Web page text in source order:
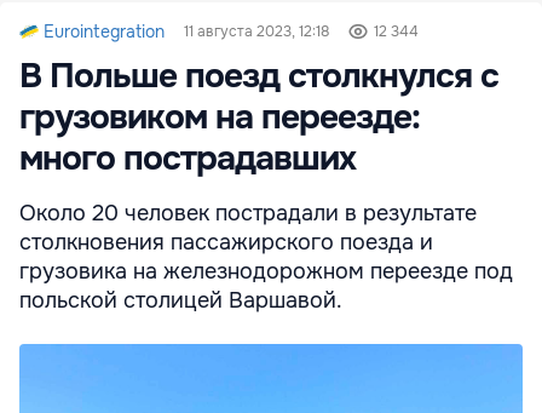
Eurointegration 11 августа 2023, 12:18 12 344
В Польше поезд столкнулся с
грузовиком на переезде:
много пострадавших
Около 20 человек пострадали в результате
столкновения пассажирского поезда и
грузовика на железнодорожном переезде под
польской столицей Варшавой.